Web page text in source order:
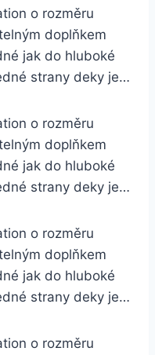
o rozměru
doplňkem
jak do hluboké
strany deky je…
o rozměru
doplňkem
jak do hluboké
strany deky je…
o rozměru
doplňkem
jak do hluboké
strany deky je…
o rozměru